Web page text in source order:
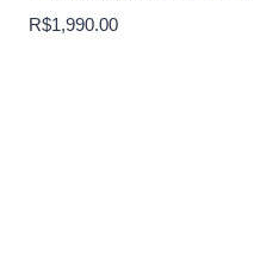
R$1,990.00